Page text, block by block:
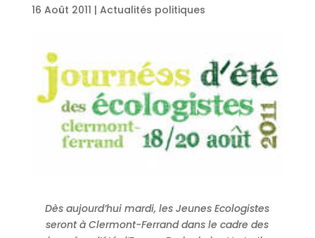
16 Août 2011 | Actualités politiques
Dès aujourd’hui mardi, les Jeunes Ecologistes
seront à Clermont-Ferrand dans le cadre des